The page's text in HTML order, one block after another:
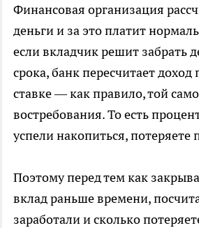
Финансовая организация
деньги и за это платит
если вкладчик решит забрать
срока, банк пересчитает
ставке — как правило, той
востребования. То есть
успели накопиться, потеряете
Поэтому перед тем как
вклад раньше времени,
заработали и сколько